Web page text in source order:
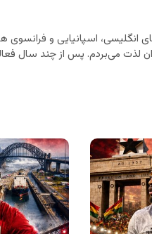
لذت می‌بردم. پس از چند سال